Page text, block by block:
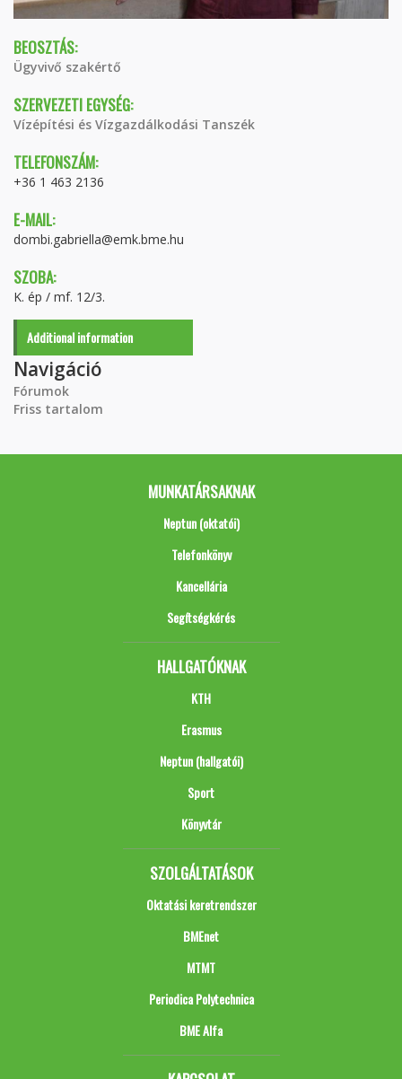
BEOSZTÁS:
Ügyvivő szakértő
SZERVEZETI EGYSÉG:
Vízépítési és Vízgazdálkodási Tanszék
TELEFONSZÁM:
+36 1 463 2136
E-MAIL:
dombi.gabriella@emk.bme.hu
SZOBA:
K. ép / mf. 12/3.
Additional information
Navigáció
Fórumok
Friss tartalom
MUNKATÁRSAKNAK
Neptun (oktatói)
Telefonkönyv
Kancellária
Segítségkérés
HALLGATÓKNAK
KTH
Erasmus
Neptun (hallgatói)
Sport
Könyvtár
SZOLGÁLTATÁSOK
Oktatási keretrendszer
BMEnet
MTMT
Periodica Polytechnica
BME Alfa